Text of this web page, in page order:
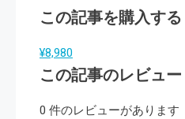
この記事を購入する
¥8,980
この記事のレビュー
0 件のレビューがあります